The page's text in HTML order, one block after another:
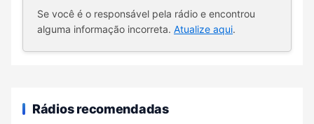
Se você é o responsável pela rádio e encontrou
alguma informação incorreta. Atualize aqui.
Rádios recomendadas